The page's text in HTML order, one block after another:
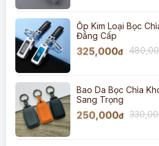
Ốp Kim Loại Bọc
Đẳng Cấp
325,000đ
Bao Da Bọc Chìa
Sang Trọng
250,000đ